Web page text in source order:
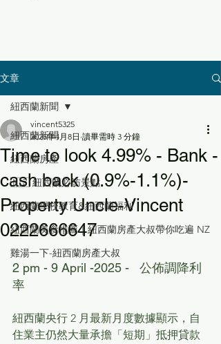
文章
紐西蘭新聞
紐西蘭房產
🇳🇿 紐西蘭必訪景點
紐西蘭學校教育&紐西蘭福利
紐西蘭美食推薦｜紐西蘭房產大叔帶你吃遍 NZ
雞湯一下-紐西蘭房產大叔
紐西蘭新聞
Time to look 4.99% - Bank -
cash back (0.9%-1.1%)-
Property Uncle-Vincent
0222666647
vincent5325
2025年4月8日 讀畢需時 3 分鐘
2 pm - 9 April -2025 -   公佈調降利
率
紐西蘭央行 2 月最新月度數據顯示，自
住業主仍然大量承擔「短期」抵押貸款